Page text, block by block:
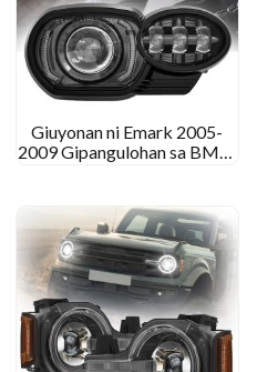
Giuyonan ni Emark 2005-
2009 Gipangulohan sa BMW
BMW K1300R ang headlight